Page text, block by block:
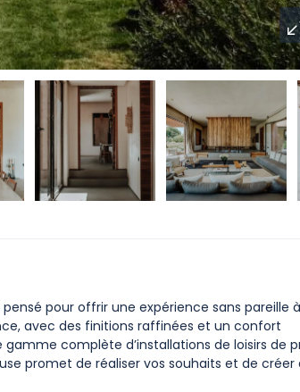
pour offrir une expérience sans pareille
avec des finitions raffinées et un confort
complète d’installations de loisirs de
promet de réaliser vos souhaits et de créer